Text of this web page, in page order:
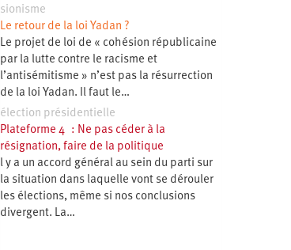
sionisme
Le retour de la loi Yadan ?
Le projet de loi de « cohésion républicaine
par la lutte contre le racisme et
l’antisémitisme » n’est pas la résurrection
de la loi Yadan. Il faut le…
élection présidentielle
Plateforme 4 : Ne pas céder à la
résignation, faire de la politique
l y a un accord général au sein du parti sur
la situation dans laquelle vont se dérouler
les élections, même si nos conclusions
divergent. La…